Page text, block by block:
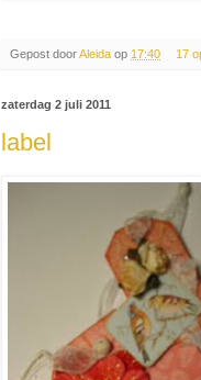
Gepost doorAleida op 17:40 17
zaterdag 2 juli 2011
label